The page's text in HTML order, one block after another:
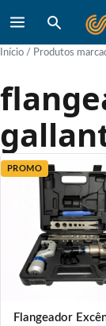
Início / Produtos
PROMO
Flangeador